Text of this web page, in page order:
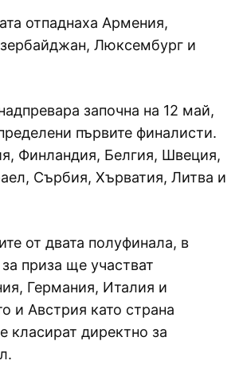
отпаднаха Армения,
Люксембург и
започна на 12 май,
първите финалисти.
Финландия, Белгия, Швеция,
Сърбия, Хърватия, Литва и
от двата полуфинала, в
приза ще участват
Германия, Италия и
и Австрия като страна
класират директно за